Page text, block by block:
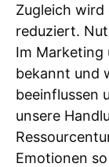
Zugleich
reduziert.
Im Marketing
bekannt und
beeinflussen
unsere
Emotionen